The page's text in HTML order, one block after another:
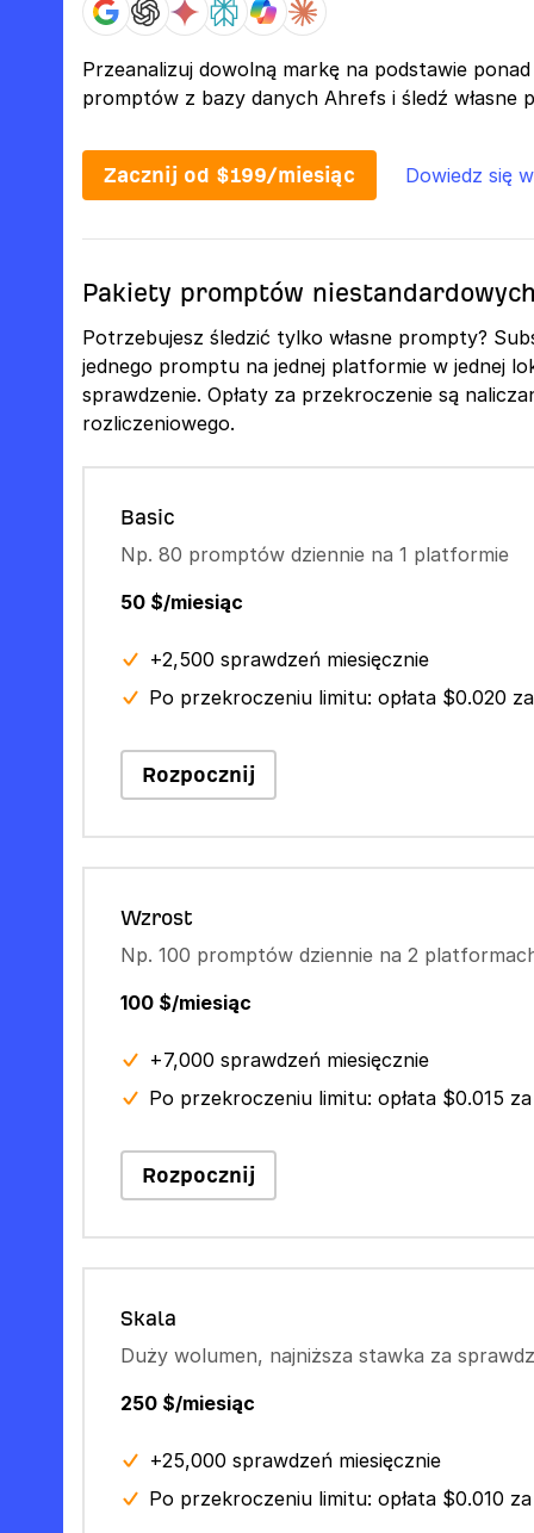
Przeanalizuj dowolną markę na podstawie
promptów z bazy danych Ahrefs i śledź własne
Zacznij od $199/miesiąc Dowiedz się
Pakiety promptów
Potrzebujesz śledzić tylko własne prompty?
jednego promptu na jednej platformie w jednej
sprawdzenie. Opłaty za przekroczenie są
rozliczeniowego.
Basic
Np. 80 promptów dziennie na 1 platformie
50 $/miesiąc
+2,500 sprawdzeń miesięcznie
Po przekroczeniu limitu: opłata $0.020
Rozpocznij
Wzrost
Np. 100 promptów dziennie na 2
100 $/miesiąc
+7,000 sprawdzeń miesięcznie
Po przekroczeniu limitu: opłata $0.015
Rozpocznij
Skala
Duży wolumen, najniższa stawka za
250 $/miesiąc
+25,000 sprawdzeń miesięcznie
Po przekroczeniu limitu: opłata $0.010